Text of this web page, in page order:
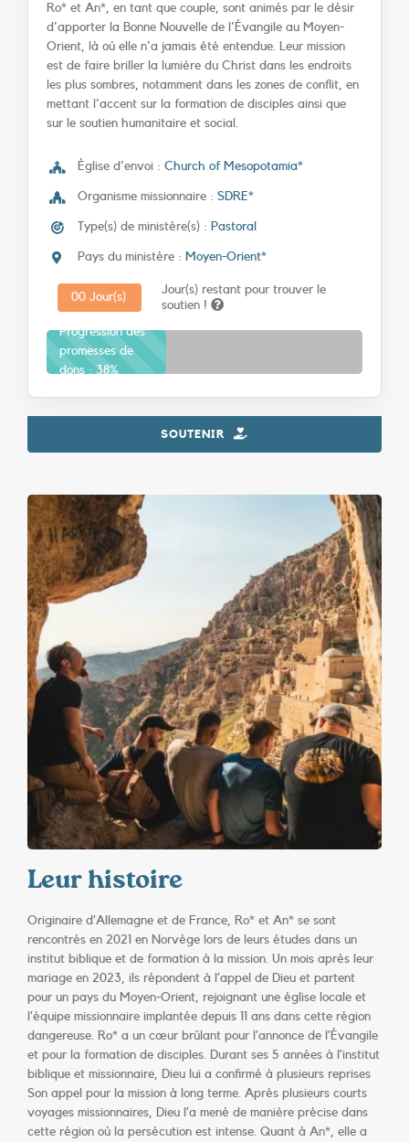
Ro* et An*, en tant que couple, sont animés par le désir
d'apporter la Bonne Nouvelle de l'Évangile au Moyen-
Orient, là où elle n'a jamais été entendue. Leur mission
est de faire briller la lumière du Christ dans les endroits
les plus sombres, notamment dans les zones de conflit, en
mettant l'accent sur la formation de disciples ainsi que
sur le soutien humanitaire et social.
Église d'envoi : Church of Mesopotamia*
Organisme missionnaire : SDRE*
Type(s) de ministère(s) : Pastoral
Pays du ministère : Moyen-Orient*
Jour(s) restant pour trouver le
soutien !
00 Jour(s)
Progression des
promesses de
dons :38%
SOUTENIR
Leur histoire
Originaire d’Allemagne et de France, Ro* et An* se sont
rencontrés en 2021 en Norvège lors de leurs études dans un
institut biblique et de formation à la mission. Un mois après leur
mariage en 2023, ils répondent à l’appel de Dieu et partent
pour un pays du Moyen-Orient, rejoignant une église locale et
l’équipe missionnaire implantée depuis 11 ans dans cette région
dangereuse. Ro* a un cœur brûlant pour l’annonce de l’Évangile
et pour la formation de disciples. Durant ses 5 années à l’institut
biblique et missionnaire, Dieu lui a confirmé à plusieurs reprises
Son appel pour la mission à long terme. Après plusieurs courts
voyages missionnaires, Dieu l’a mené de manière précise dans
cette région où la persécution est intense. Quant à An*, elle a